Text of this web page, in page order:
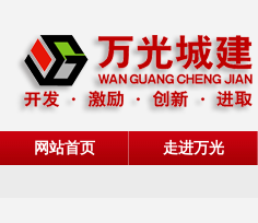
网站首页 走进万光